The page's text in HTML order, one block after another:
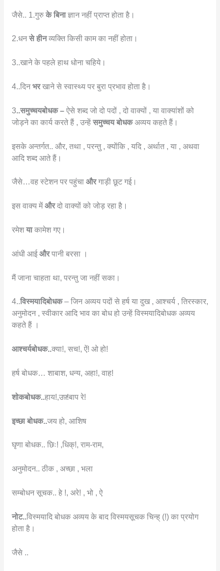
जैसे.. 1.गुरु के बिनाज्ञान नहीं प्राप्त होता है।
2.धनसे हीनव्यक्ति किसी काम का नहीं होता।
3..खाने के पहले हाथ धोना चहिये।
4..दिनभरखाने से स्वास्थ्य पर बुरा प्रभाव होता है।
3..समुच्चयबोधक –ऐसे शब्द जो दो पदों , दो वाक्यों , या वाक्यांशों को
जोड़ने का कार्य करते हैं , उन्हें समुच्चय बोधकअव्यय कहते हैं।
इसके अन्तर्गत.. और, तथा , परन्तु , क्योंकि , यदि , अर्थात , या , अथवा
आदि शब्द आते हैं।
जैसे…वह स्टेशन पर पहुंचा औरगाड़ी छूट गई।
इस वाक्य मेंऔरदो वाक्यों को जोड़ रहा है।
रमेशयाकामेश गए।
आंधी आईऔरपानी बरसा ।
मैं जाना चाहता था, परन्तु जा नहीं सका।
4..विस्मयादिबोधक– जिन अव्यय पदों से हर्ष या दुख , आश्चर्य , तिरस्कार,
अनुमोदन , स्वीकार आदि भाव का बोध हो उन्हें विस्मयादिबोधक अव्यय
कहते हैं ।
आश्चर्यबोधक..क्या!, सच!, ऐं! ओ हो!
हर्ष बोधक… शाबाश, धन्य, अहा!, वाह!
शोकबोधक..हाय!,उफ़्!बाप रे!
इच्छा बोधक..जय हो, आशिष
घृणा बोधक.. छिः! ,धिक्!, राम-राम,
अनुमोदन.. ठीक , अच्छा , भला
सम्बोधन सूचक.. हे !, अरे! , भो , ऐ
नोट..विस्मयादि बोधक अव्यय के बाद विस्मयसूचक चिन्ह् (!) का प्रयोग
होता है।
जैसे ..